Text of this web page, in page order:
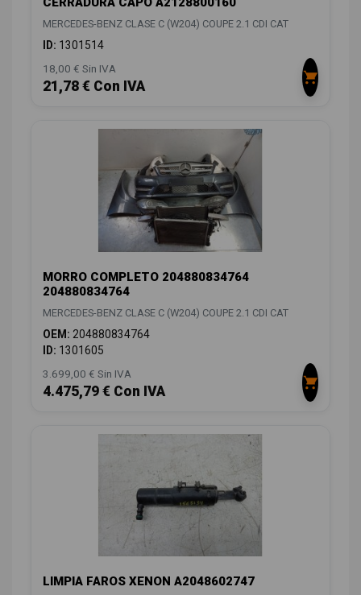
MERCEDES-BENZ CLASE C (W204) COUPE 2.1 CDI CAT
ID: 1301514
18,00 € Sin IVA
21,78 € Con IVA
MORRO COMPLETO 204880834764
204880834764
MERCEDES-BENZ CLASE C (W204) COUPE 2.1 CDI CAT
OEM: 204880834764
ID: 1301605
3.699,00 € Sin IVA
4.475,79 € Con IVA
LIMPIA FAROS XENON A2048602747